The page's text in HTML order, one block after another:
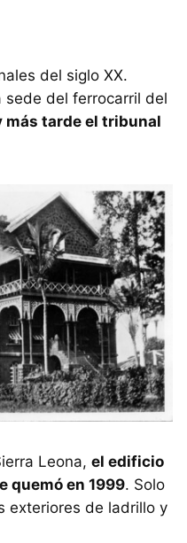
del siglo XX.
sede del ferrocarril del
más tarde el tribunal
Leona, el edificio
quemó en 1999. Solo
exteriores de ladrillo y